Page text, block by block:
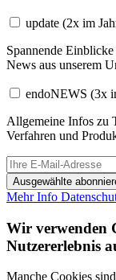
update (2x im
Spannende
News aus unserem
endoNEWS (3x
Allgemeine Infos zu
Verfahren und
Ausgewählte
Mehr Info
Wir verwenden
Nutzererlebnis
Manche Cookies